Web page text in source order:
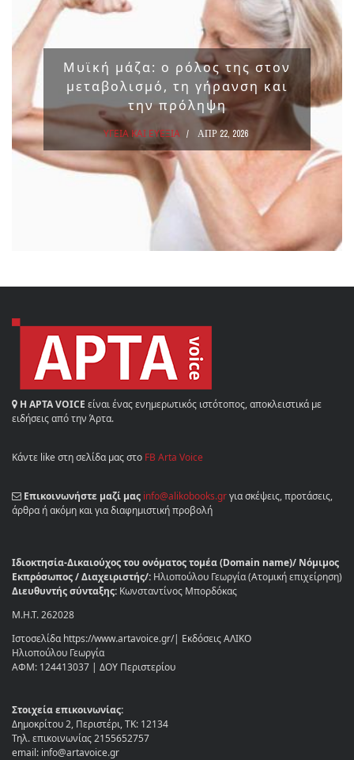
Μυϊκή μάζα: ο ρόλος της στον
μεταβολισμό, τη γήρανση και
την πρόληψη
ΥΓΕΙΑ ΚΑΙ ΕΥΕΞΙΑ ΑΠΡ 22, 2026
Η ΑΡΤΑ VOICE είναι ένας ενημερωτικός ιστότοπος, αποκλειστικά με
ειδήσεις από την Άρτα.
Κάντε like στη σελίδα μας στο FB Arta Voice
Επικοινωνήστε μαζί μας info@alikobooks.grγια σκέψεις, προτάσεις,
άρθρα ή ακόμη και για διαφημιστική προβολή
Ιδιοκτησία-Δικαιούχος του ονόματος τομέα (Domain name)/ Νόμιμος
Εκπρόσωπος / Διαχειριστής/: Ηλιοπούλου Γεωργία (Ατομική επιχείρηση)
Διευθυντής σύνταξης: Κωνσταντίνος Μπορδόκας
Μ.Η.Τ. 262028
Ιστοσελίδα https://www.artavoice.gr/| Εκδόσεις ΑΛΙΚΟ
Ηλιοπούλου Γεωργία
ΑΦΜ: 124413037 | ΔΟΥ Περιστερίου
Στοιχεία επικοινωνίας:
Δημοκρίτου 2, Περιστέρι, ΤΚ: 12134
Τηλ. επικοινωνίας 2155652757
email: info@artavoice.gr